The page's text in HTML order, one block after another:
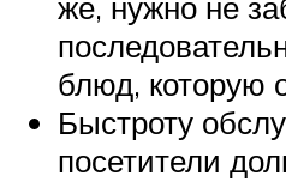
же, нужно не
блюд, которую
Быстроту
посетители